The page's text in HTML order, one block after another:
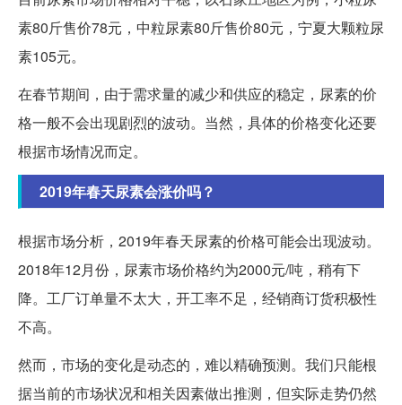
素80斤售价78元，中粒尿素80斤售价80元，宁夏大颗粒尿
素105元。
在春节期间，由于需求量的减少和供应的稳定，尿素的价
格一般不会出现剧烈的波动。当然，具体的价格变化还要
根据市场情况而定。
2019年春天尿素会涨价吗？
根据市场分析，2019年春天尿素的价格可能会出现波动。
2018年12月份，尿素市场价格约为2000元/吨，稍有下
降。工厂订单量不太大，开工率不足，经销商订货积极性
不高。
然而，市场的变化是动态的，难以精确预测。我们只能根
据当前的市场状况和相关因素做出推测，但实际走势仍然